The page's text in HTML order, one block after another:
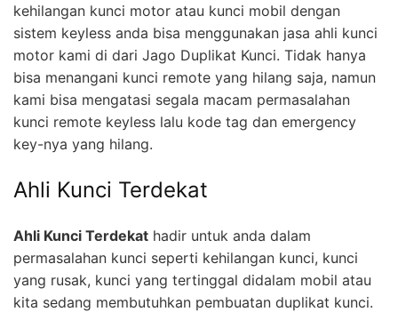
kehilangan kunci motor atau kunci mobil dengan
sistem keyless anda bisa menggunakan jasa ahli kunci
motor kami di dari Jago Duplikat Kunci. Tidak hanya
bisa menangani kunci remote yang hilang saja, namun
kami bisa mengatasi segala macam permasalahan
kunci remote keyless lalu kode tag dan emergency
key-nya yang hilang.
Ahli Kunci Terdekat
Ahli Kunci Terdekat hadir untuk anda dalam
permasalahan kunci seperti kehilangan kunci, kunci
yang rusak, kunci yang tertinggal didalam mobil atau
kita sedang membutuhkan pembuatan duplikat kunci.